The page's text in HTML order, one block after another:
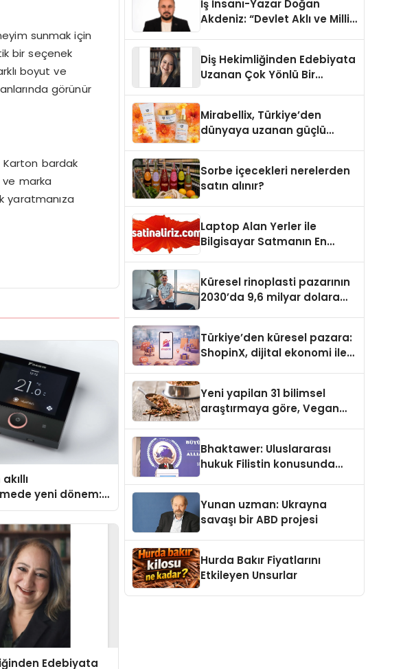
sunmak için
bir seçenek
boyut ve
görünür
Karton bardak
ve marka
yaratmanıza
yeni dönem:
Türkiye’de
Edebiyata
İş İnsanı-Yazar Doğan
Akdeniz: “Devlet Aklı ve Milli
Diş Hekimliğinden Edebiyata
Uzanan Çok Yönlü Bir
Mirabellix, Türkiye’den
dünyaya uzanan güçlü
Sorbe içecekleri nerelerden
satın alınır?
Laptop Alan Yerler ile
Bilgisayar Satmanın En
Küresel rinoplasti pazarının
2030’da 9,6 milyar dolara
Türkiye’den küresel pazara:
ShopinX, dijital ekonomi ile
Yeni yapilan 31 bilimsel
araştırmaya göre, Vegan
Sindirildiğini Ortaya Koydu
Bhaktawer: Uluslararası
hukuk Filistin konusunda
Yunan uzman: Ukrayna
savaşı bir ABD projesi
Hurda Bakır Fiyatlarını
Etkileyen Unsurlar